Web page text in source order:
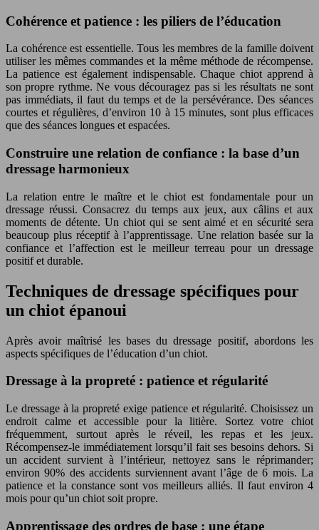
Cohérence et patience : les piliers de l’éducation
La cohérence est essentielle. Tous les membres de la famille doivent
utiliser les mêmes commandes et la même méthode de récompense.
La patience est également indispensable. Chaque chiot apprend à
son propre rythme. Ne vous découragez pas si les résultats ne sont
pas immédiats, il faut du temps et de la persévérance. Des séances
courtes et régulières, d’environ 10 à 15 minutes, sont plus efficaces
que des séances longues et espacées.
Construire une relation de confiance : la base d’un
dressage harmonieux
La relation entre le maître et le chiot est fondamentale pour un
dressage réussi. Consacrez du temps aux jeux, aux câlins et aux
moments de détente. Un chiot qui se sent aimé et en sécurité sera
beaucoup plus réceptif à l’apprentissage. Une relation basée sur la
confiance et l’affection est le meilleur terreau pour un dressage
positif et durable.
Techniques de dressage spécifiques pour
un chiot épanoui
Après avoir maîtrisé les bases du dressage positif, abordons les
aspects spécifiques de l’éducation d’un chiot.
Dressage à la propreté : patience et régularité
Le dressage à la propreté exige patience et régularité. Choisissez un
endroit calme et accessible pour la litière. Sortez votre chiot
fréquemment, surtout après le réveil, les repas et les jeux.
Récompensez-le immédiatement lorsqu’il fait ses besoins dehors. Si
un accident survient à l’intérieur, nettoyez sans le réprimander;
environ 90% des accidents surviennent avant l’âge de 6 mois. La
patience et la constance sont vos meilleurs alliés. Il faut environ 4
mois pour qu’un chiot soit propre.
Apprentissage des ordres de base : une étape